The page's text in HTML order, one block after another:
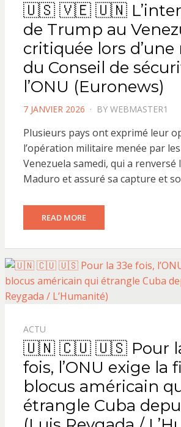
🇺🇸 🇻🇪 🇺🇳
de Trump au
critiquée lors
du Conseil de
l’ONU (Euronews)
POSTED
7 JANVIER 2026 BY WEBMASTER1
Plusieurs pays ont exprimé leur
l’opération militaire menée par
Venezuela samedi, qui a renversé
Maduro et assuré sa capture et
READ MORE
ACTU
🇺🇳 🇨🇺 🇺🇸 Pour la
fois, l’ONU exige la
blocus américain
étrangle Cuba